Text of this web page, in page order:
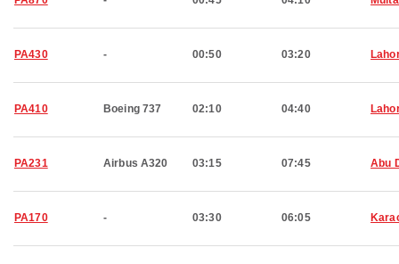
PA430 - 00:50 03:20
PA410 Boeing 737 02:10 04:40
PA231 Airbus A320 03:15 07:45 Abu
PA170 - 03:30 06:05